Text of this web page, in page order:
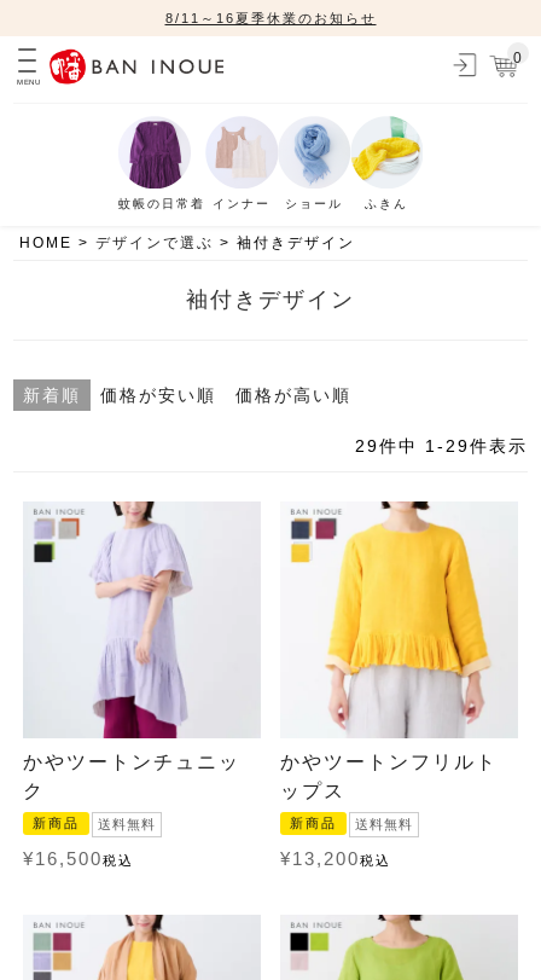
8/11～16夏季休業のお知らせ
MENU
0
蚊帳の日常着 インナー ショール ふきん
HOME デザインで選ぶ 袖付きデザイン
袖付きデザイン
新着順 価格が安い順 価格が高い順
29件中 1 - 29件表示
かやツートンチュニッ
ク
新商品 送料無料
¥16,500税込
かやツートンフリルト
ップス
新商品 送料無料
¥13,200税込